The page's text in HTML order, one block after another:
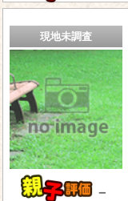
現地未調査
－